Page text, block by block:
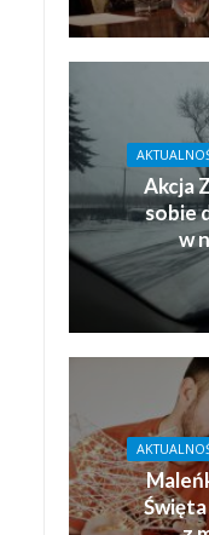
Akcja
sobie
w